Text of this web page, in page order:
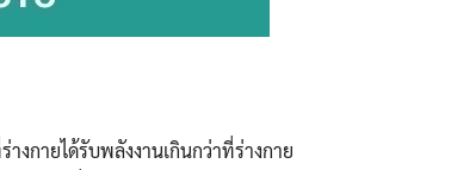
งกายได้รับพลังงานเกินกว่าที่ร่างกาย